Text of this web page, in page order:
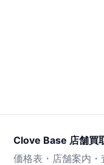
Clove Base 店舗買
価格表・店舗案内